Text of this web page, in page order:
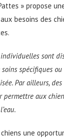
» propose
besoins des
sont
spécifiques
Par ailleurs,
permettre aux
une